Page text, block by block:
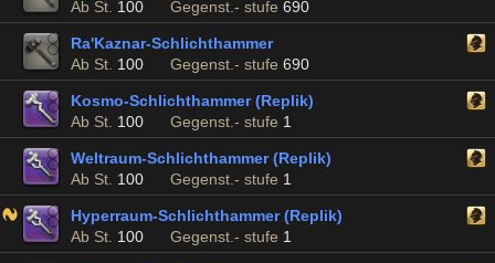
Ab St. 100 Gegenst.- stufe 690
Ra'Kaznar-Schlichthammer
Ab St. 100 Gegenst.- stufe 690
Kosmo-Schlichthammer (Replik)
Ab St. 100 Gegenst.- stufe 1
Weltraum-Schlichthammer (Replik)
Ab St. 100 Gegenst.- stufe 1
Hyperraum-Schlichthammer (Replik)
Ab St. 100 Gegenst.- stufe 1